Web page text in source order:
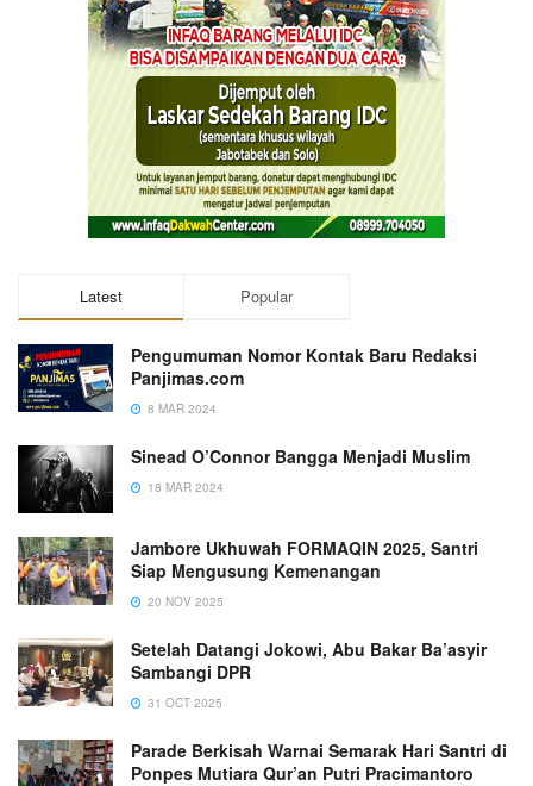
Latest Popular
Pengumuman Nomor Kontak Baru Redaksi
Panjimas.com
8 MAR 2024
Sinead O’Connor Bangga Menjadi Muslim
18 MAR 2024
Jambore Ukhuwah FORMAQIN 2025, Santri
Siap Mengusung Kemenangan
20 NOV 2025
Setelah Datangi Jokowi, Abu Bakar Ba’asyir
Sambangi DPR
31 OCT 2025
Parade Berkisah Warnai Semarak Hari Santri di
Ponpes Mutiara Qur’an Putri Pracimantoro